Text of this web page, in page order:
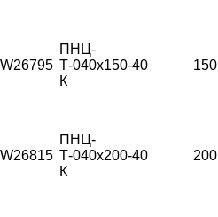
W26795
ПНЦ-
Т-040х150-
К
40 150
W26815
ПНЦ-
Т-040х200-
К
40 200